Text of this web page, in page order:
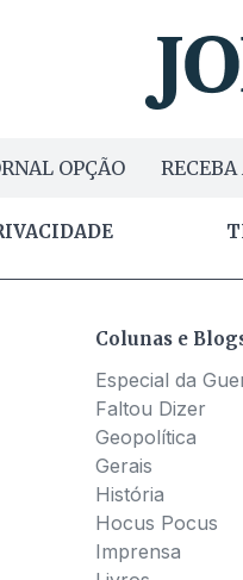
OPÇÃO
Colunas e
Especial da
Faltou Dizer
Geopolítica
Gerais
História
Hocus Pocus
Imprensa